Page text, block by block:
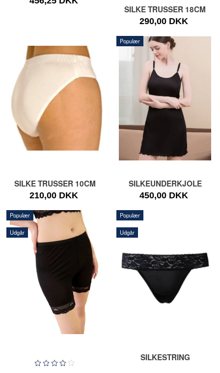
SILKE TRUSSER 18CM
290,00 DKK
SILKE TRUSSER 10CM
210,00 DKK
Populær
SILKEUNDERKJOLE
450,00 DKK
Populær
Udgår
Populær
Udgår
SILKESTRING